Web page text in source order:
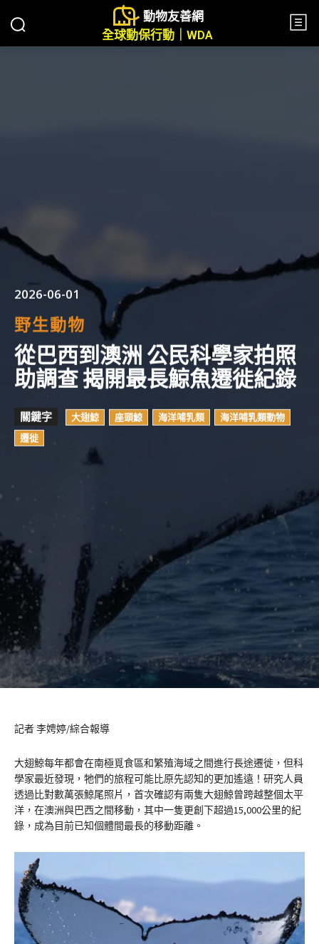
動物友善網
全球動保行動｜WDA
2026-06-01
野生動物
從巴西到澳洲 公民科學家拍照
助調查 揭開最長鯨魚遷徙紀錄
關鍵字 大翅鯨 座頭鯨 海洋哺乳類
海洋哺乳類動物
遷徙
記者 李娉婷/綜合報導
大翅鯨每年都會在南極覓食區和繁殖海域之間進行長途遷徙，但科
學家最近發現，牠們的旅程可能比原先認知的更加遙遠！研究人員
透過比對數萬張鯨尾照片，首次確認有兩隻大翅鯨曾跨越整個太平
洋，在澳洲與巴西之間移動，其中一隻更創下超過15,000公里的紀
錄，成為目前已知個體間最長的移動距離。